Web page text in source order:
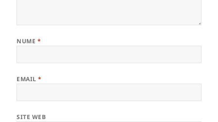
NUME *
EMAIL*
SITE WEB